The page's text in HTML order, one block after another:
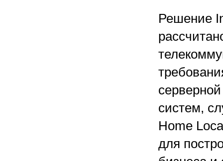
Решение
систем,
Home
для